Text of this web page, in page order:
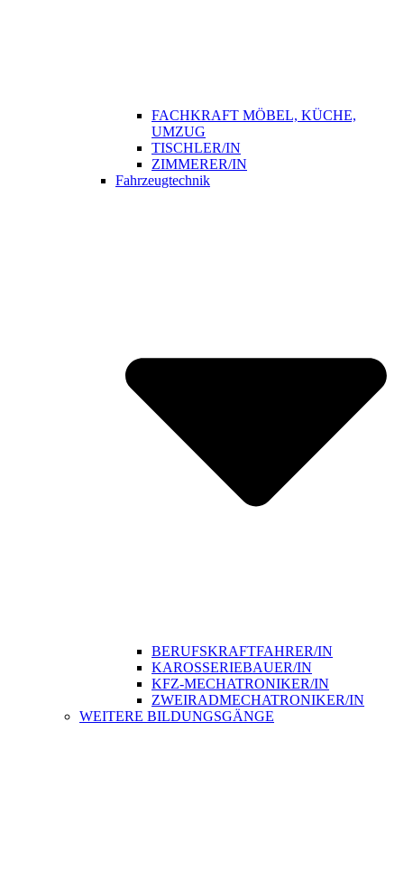
FACHKRAFT MÖBEL, KÜCHE,
UMZUG
TISCHLER/IN
ZIMMERER/IN
Fahrzeugtechnik
BERUFSKRAFTFAHRER/IN
KAROSSERIEBAUER/IN
KFZ-MECHATRONIKER/IN
ZWEIRADMECHATRONIKER/IN
WEITERE BILDUNGSGÄNGE